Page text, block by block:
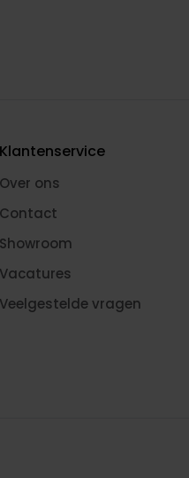
Klantenservice
Over ons
Contact
Showroom
Vacatures
Veelgestelde vragen